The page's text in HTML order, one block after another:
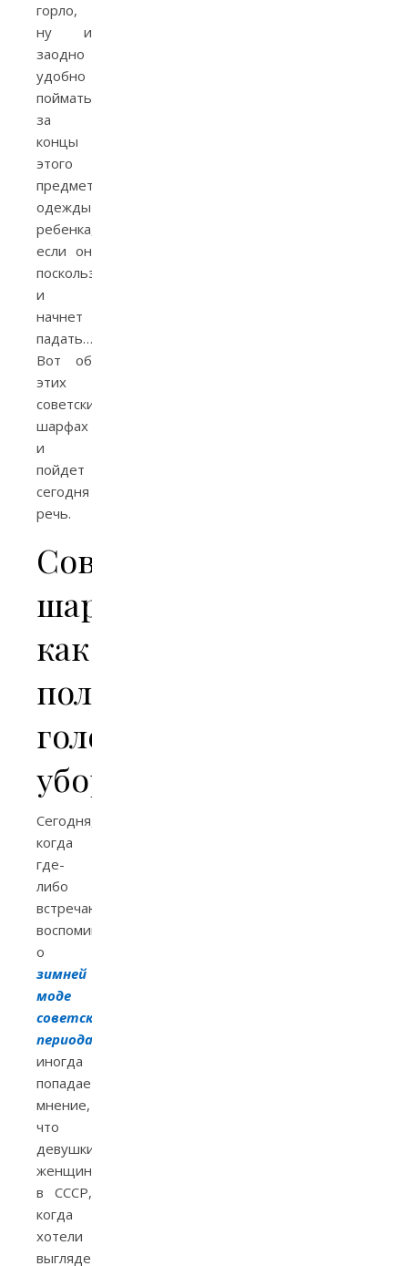
горло,
ну и
заодно
удобно
поймать
за
концы
этого
предмета
одежды
ребенка,
если он
поскользнется
и
начнет
падать…
Вот об
этих
советских
шарфах
и
пойдет
сегодня
речь.
Советские
шарфы:
как
полноценный
головной
убор
Сегодня,
когда
где-
либо
встречаются
воспоминания
о
зимней
моде
советского
периода
иногда
попадается
мнение,
что
девушки/
женщины
в СССР,
когда
хотели
выглядеть